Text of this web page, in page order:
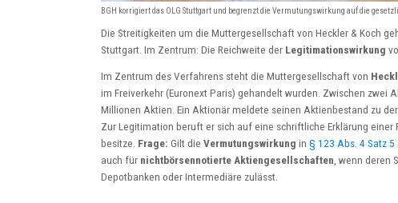
BGH korrigiert das OLG Stuttgart und begrenzt die Vermutungswirkung auf die
Die Streitigkeiten um die Muttergesellschaft von Heckler & Koch
Stuttgart. Im Zentrum: Die Reichweite der Legitimationswirkung
Im Zentrum des Verfahrens steht die Muttergesellschaft von
im Freiverkehr (Euronext Paris) gehandelt wurden. Zwischen zwei
Millionen Aktien. Ein Aktionär meldete seinen Aktienbestand zu
Zur Legitimation beruft er sich auf eine schriftliche Erklärung
besitze. Frage: Gilt die Vermutungswirkung in § 123 Abs. 4 Satz 5
auch für nichtbörsennotierte Aktiengesellschaften, wenn deren
Depotbanken oder Intermediäre zulässt.